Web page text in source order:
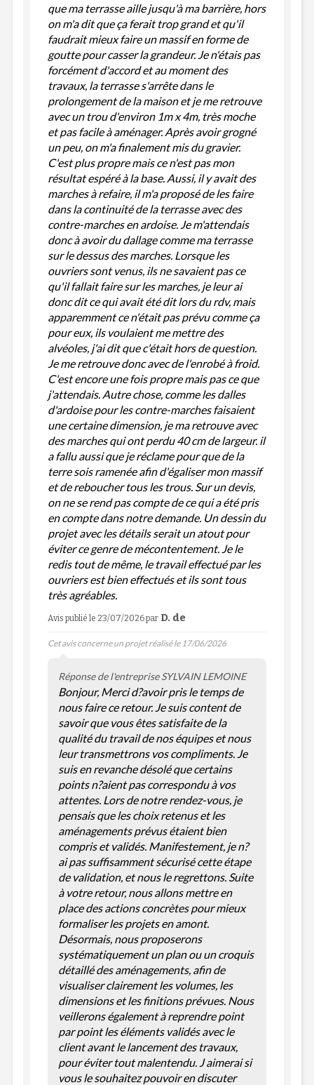
que ma terrasse aille jusqu'à ma barrière, hors
on m'a dit que ça ferait trop grand et qu'il
faudrait mieux faire un massif en forme de
goutte pour casser la grandeur. Je n'étais pas
forcément d'accord et au moment des
travaux, la terrasse s'arrête dans le
prolongement de la maison et je me retrouve
avec un trou d'environ 1m x 4m, très moche
et pas facile à aménager. Après avoir grogné
un peu, on m'a finalement mis du gravier.
C'est plus propre mais ce n'est pas mon
résultat espéré à la base. Aussi, il y avait des
marches à refaire, il m'a proposé de les faire
dans la continuité de la terrasse avec des
contre-marches en ardoise. Je m'attendais
donc à avoir du dallage comme ma terrasse
sur le dessus des marches. Lorsque les
ouvriers sont venus, ils ne savaient pas ce
qu'il fallait faire sur les marches, je leur ai
donc dit ce qui avait été dit lors du rdv, mais
apparemment ce n'était pas prévu comme ça
pour eux, ils voulaient me mettre des
alvéoles, j'ai dit que c'était hors de question.
Je me retrouve donc avec de l'enrobé à froid.
C'est encore une fois propre mais pas ce que
j'attendais. Autre chose, comme les dalles
d'ardoise pour les contre-marches faisaient
une certaine dimension, je ma retrouve avec
des marches qui ont perdu 40 cm de largeur. il
a fallu aussi que je réclame pour que de la
terre sois ramenée afin d'égaliser mon massif
et de reboucher tous les trous. Sur un devis,
on ne se rend pas compte de ce qui a été pris
en compte dans notre demande. Un dessin du
projet avec les détails serait un atout pour
éviter ce genre de mécontentement. Je le
redis tout de même, le travail effectué par les
ouvriers est bien effectués et ils sont tous
très agréables.
Avis publié le 23/07/2026par D. de
Cet avis concerne un projet réalisé le 17/06/2026
Réponse de l'entreprise SYLVAIN LEMOINE
Bonjour, Merci d?avoir pris le temps de
nous faire ce retour. Je suis content de
savoir que vous êtes satisfaite de la
qualité du travail de nos équipes et nous
leur transmettrons vos compliments. Je
suis en revanche désolé que certains
points n?aient pas correspondu à vos
attentes. Lors de notre rendez-vous, je
pensais que les choix retenus et les
aménagements prévus étaient bien
compris et validés. Manifestement, je n?
ai pas suffisamment sécurisé cette étape
de validation, et nous le regrettons. Suite
à votre retour, nous allons mettre en
place des actions concrètes pour mieux
formaliser les projets en amont.
Désormais, nous proposerons
systématiquement un plan ou un croquis
détaillé des aménagements, afin de
visualiser clairement les volumes, les
dimensions et les finitions prévues. Nous
veillerons également à reprendre point
par point les éléments validés avec le
client avant le lancement des travaux,
pour éviter tout malentendu. J aimerai si
vous le souhaitez pouvoir en discuter